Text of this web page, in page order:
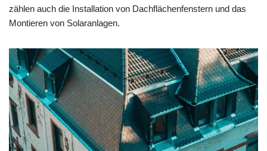
zählen auch die Installation von Dachflächenfenstern und das
Montieren von Solaranlagen.